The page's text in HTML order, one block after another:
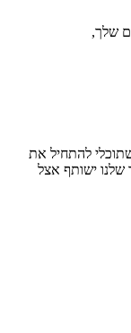
שלך,
להתחיל את
שלנו ישותף אצל